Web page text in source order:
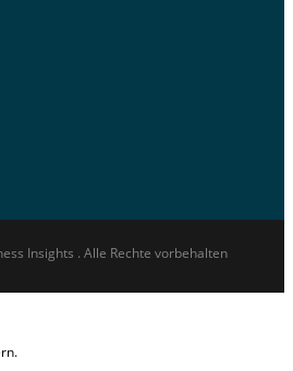
Insights . Alle Rechte vorbehalten